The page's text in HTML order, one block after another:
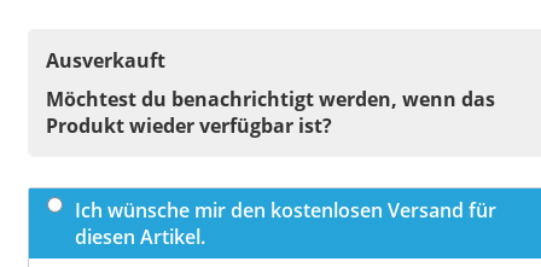
Ausverkauft
Möchtest du benachrichtigt werden, wenn das
Produkt wieder verfügbar ist?
Ich wünsche mir den kostenlosen Versand für
diesen Artikel.